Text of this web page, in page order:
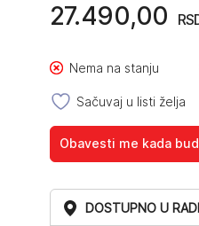
27.490,00
Nema na stanju
Sačuvaj u listi želja
Obavesti me kada
DOSTUPNO U